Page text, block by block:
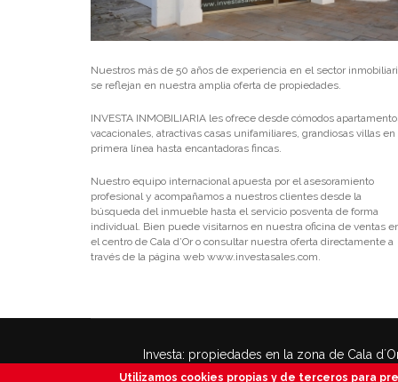
Nuestros más de 50 años de experiencia en el sector
se reflejan en nuestra amplia oferta de propiedades.
INVESTA INMOBILIARIA les ofrece desde cómodos
vacacionales, atractivas casas unifamiliares, grandiosas villas en
primera línea hasta encantadoras fincas.
Nuestro equipo internacional apuesta por el asesoramiento
profesional y acompañamos a nuestros clientes desde la
búsqueda del inmueble hasta el servicio posventa de forma
individual. Bien puede visitarnos en nuestra oficina de ventas
el centro de Cala d’Or o consultar nuestra oferta directamente a
través de la página web www.investasales.com.
Investa: propiedades en la zona de Cala
Apartamentos, chalets, villas, fincas,
Utilizamos cookies propias y de terceros para